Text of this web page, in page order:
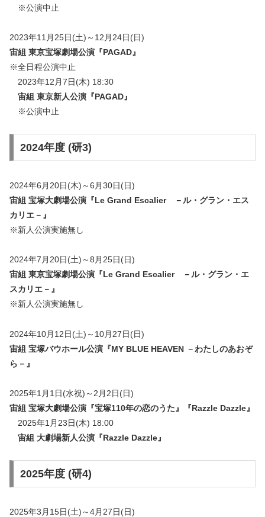
※公演中止
2023年11月25日(土)～12月24日(日)
宙組 東京宝塚劇場公演『PAGAD』
※全日程公演中止
2023年12月7日(木) 18:30
宙組 東京新人公演『PAGAD』
※公演中止
2024年度 (研3)
2024年6月20日(木)～6月30日(日)
宙組 宝塚大劇場公演『Le Grand Escalier －ル・グラン・エス
カリエ－』
※新人公演実施無し
2024年7月20日(土)～8月25日(日)
宙組 東京宝塚劇場公演『Le Grand Escalier －ル・グラン・エ
スカリエ－ 』
※新人公演実施無し
2024年10月12日(土)～10月27日(日)
宙組 宝塚バウホール公演『MY BLUE HEAVEN －わたしのあおぞ
ら－』
2025年1月1日(水祝)～2月2日(日)
宙組 宝塚大劇場公演『宝塚110年の恋のうた』『Razzle Dazzle』
2025年1月23日(木) 18:00
宙組 大劇場新人公演『Razzle Dazzle』
2025年度 (研4)
2025年3月15日(土)～4月27日(日)